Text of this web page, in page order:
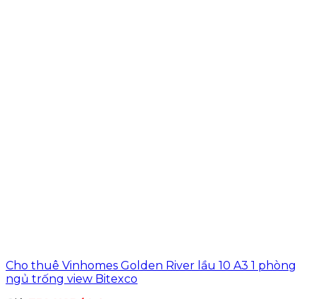
Cho thuê Vinhomes Golden River lầu 10 A3 1 phòng
ngủ trống view Bitexco